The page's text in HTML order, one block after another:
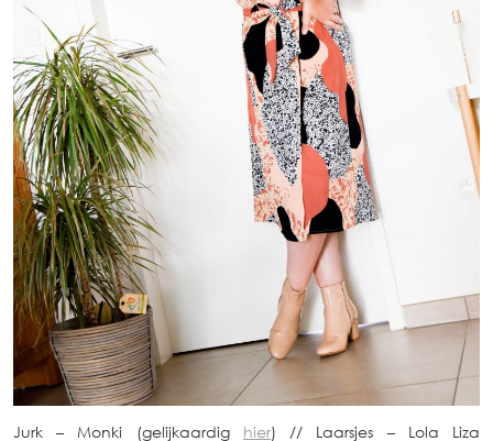
Jurk – Monki (gelijkaardig hier) // Laarsjes – Lola Liza